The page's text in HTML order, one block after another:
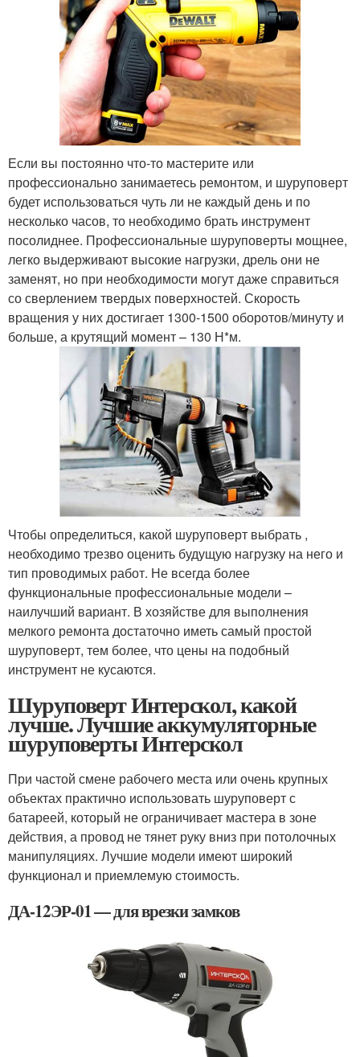
Если вы постоянно что-то мастерите или
профессионально занимаетесь ремонтом, и шуруповерт
будет использоваться чуть ли не каждый день и по
несколько часов, то необходимо брать инструмент
посолиднее. Профессиональные шуруповерты мощнее,
легко выдерживают высокие нагрузки, дрель они не
заменят, но при необходимости могут даже справиться
со сверлением твердых поверхностей. Скорость
вращения у них достигает 1300-1500 оборотов/минуту и
больше, а крутящий момент – 130 Н*м.
Чтобы определиться, какой шуруповерт выбрать ,
необходимо трезво оценить будущую нагрузку на него и
тип проводимых работ. Не всегда более
функциональные профессиональные модели –
наилучший вариант. В хозяйстве для выполнения
мелкого ремонта достаточно иметь самый простой
шуруповерт, тем более, что цены на подобный
инструмент не кусаются.
Шуруповерт Интерскол, какой
лучше. Лучшие аккумуляторные
шуруповерты Интерскол
При частой смене рабочего места или очень крупных
объектах практично использовать шуруповерт с
батареей, который не ограничивает мастера в зоне
действия, а провод не тянет руку вниз при потолочных
манипуляциях. Лучшие модели имеют широкий
функционал и приемлемую стоимость.
ДА-12ЭР-01 — для врезки замков